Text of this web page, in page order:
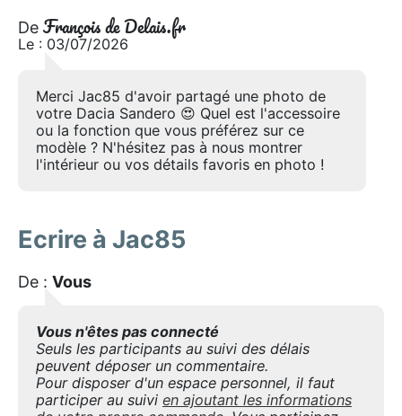
De François de Delais.fr
Le : 03/07/2026
Merci Jac85 d'avoir partagé une photo de
votre Dacia Sandero 😍 Quel est l'accessoire
ou la fonction que vous préférez sur ce
modèle ? N'hésitez pas à nous montrer
l'intérieur ou vos détails favoris en photo !
Ecrire à Jac85
De : Vous
Vous n'êtes pas connecté
Seuls les participants au suivi des délais
peuvent déposer un commentaire.
Pour disposer d'un espace personnel, il faut
participer au suivi en ajoutant les informations